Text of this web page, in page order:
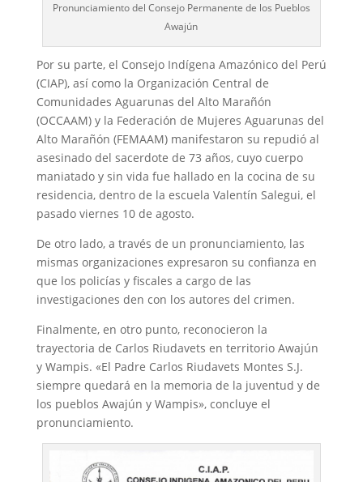
Pronunciamiento del Consejo Permanente de los Pueblos
Awajún
Por su parte, el Consejo Indígena Amazónico del Perú
(CIAP), así como la Organización Central de
Comunidades Aguarunas del Alto Marañón
(OCCAAM) y la Federación de Mujeres Aguarunas del
Alto Marañón (FEMAAM) manifestaron su repudió al
asesinado del sacerdote de 73 años, cuyo cuerpo
maniatado y sin vida fue hallado en la cocina de su
residencia, dentro de la escuela Valentín Salegui, el
pasado viernes 10 de agosto.
De otro lado, a través de un pronunciamiento, las
mismas organizaciones expresaron su confianza en
que los policías y fiscales a cargo de las
investigaciones den con los autores del crimen.
Finalmente, en otro punto, reconocieron la
trayectoria de Carlos Riudavets en territorio Awajún
y Wampis. «El Padre Carlos Riudavets Montes S.J.
siempre quedará en la memoria de la juventud y de
los pueblos Awajún y Wampis», concluye el
pronunciamiento.